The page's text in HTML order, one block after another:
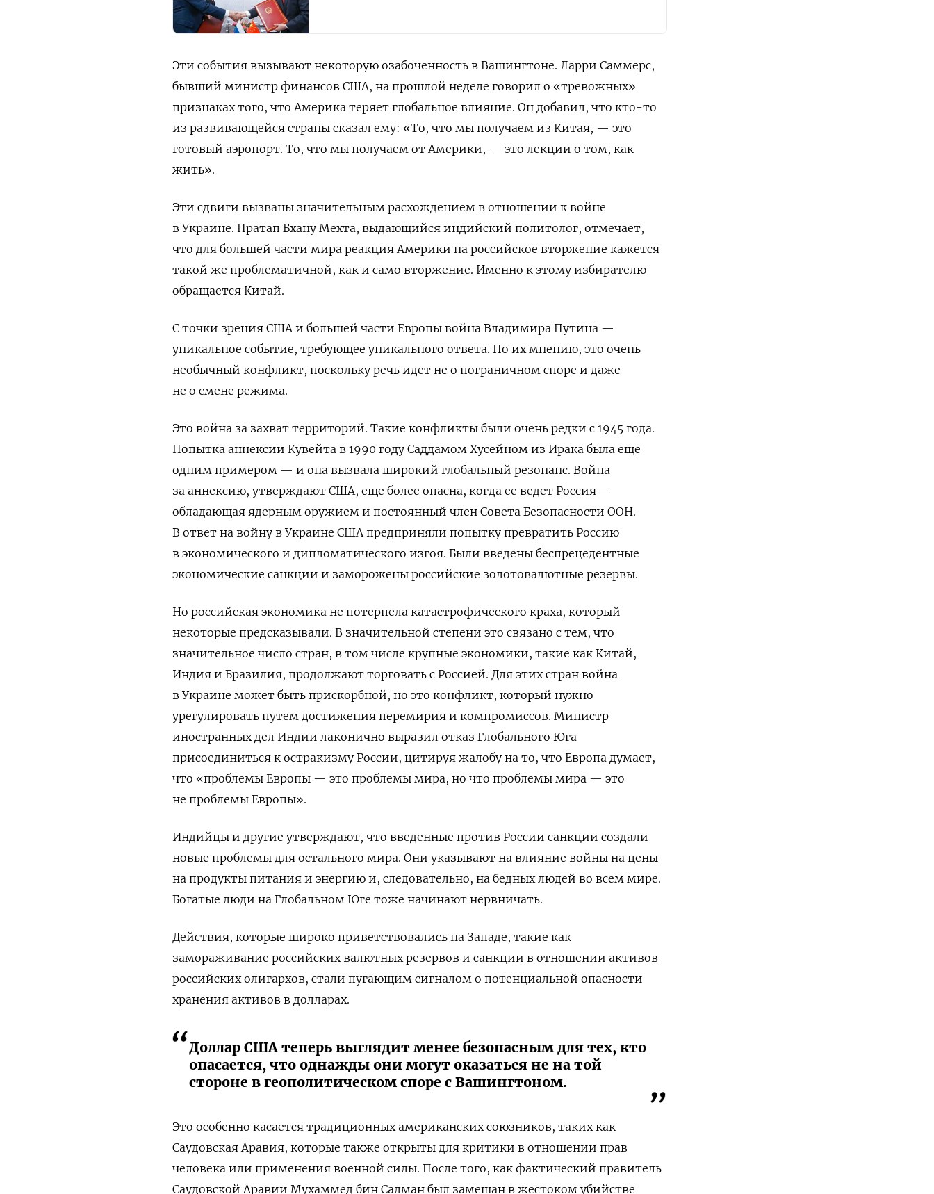
Эти события вызывают некоторую озабоченность в Вашингтоне. Ларри Саммерс,
бывший министр финансов США, на прошлой неделе говорил о «тревожных»
признаках того, что Америка теряет глобальное влияние. Он добавил, что кто-то
из развивающейся страны сказал ему: «То, что мы получаем из Китая, — это
готовый аэропорт. То, что мы получаем от Америки, — это лекции о том, как
жить».
Эти сдвиги вызваны значительным расхождением в отношении к войне
в Украине. Пратап Бхану Мехта, выдающийся индийский политолог, отмечает,
что для большей части мира реакция Америки на российское вторжение кажется
такой же проблематичной, как и само вторжение. Именно к этому избирателю
обращается Китай.
С точки зрения США и большей части Европы война Владимира Путина —
уникальное событие, требующее уникального ответа. По их мнению, это очень
необычный конфликт, поскольку речь идет не о пограничном споре и даже
не о смене режима.
Это война за захват территорий. Такие конфликты были очень редки с 1945 года.
Попытка аннексии Кувейта в 1990 году Саддамом Хусейном из Ирака была еще
одним примером — и она вызвала широкий глобальный резонанс. Война
за аннексию, утверждают США, еще более опасна, когда ее ведет Россия —
обладающая ядерным оружием и постоянный член Совета Безопасности ООН.
В ответ на войну в Украине США предприняли попытку превратить Россию
в экономического и дипломатического изгоя. Были введены беспрецедентные
экономические санкции и заморожены российские золотовалютные резервы.
Но российская экономика не потерпела катастрофического краха, который
некоторые предсказывали. В значительной степени это связано с тем, что
значительное число стран, в том числе крупные экономики, такие как Китай,
Индия и Бразилия, продолжают торговать с Россией. Для этих стран война
в Украине может быть прискорбной, но это конфликт, который нужно
урегулировать путем достижения перемирия и компромиссов. Министр
иностранных дел Индии лаконично выразил отказ Глобального Юга
присоединиться к остракизму России, цитируя жалобу на то, что Европа думает,
что «проблемы Европы — это проблемы мира, но что проблемы мира — это
не проблемы Европы».
Индийцы и другие утверждают, что введенные против России санкции создали
новые проблемы для остального мира. Они указывают на влияние войны на цены
на продукты питания и энергию и, следовательно, на бедных людей во всем мире.
Богатые люди на Глобальном Юге тоже начинают нервничать.
Действия, которые широко приветствовались на Западе, такие как
замораживание российских валютных резервов и санкции в отношении активов
российских олигархов, стали пугающим сигналом о потенциальной опасности
хранения активов в долларах.
Доллар США теперь выглядит менее безопасным для тех, кто
опасается, что однажды они могут оказаться не на той
стороне в геополитическом споре с Вашингтоном.
Это особенно касается традиционных американских союзников, таких как
Саудовская Аравия, которые также открыты для критики в отношении прав
человека или применения военной силы. После того, как фактический правитель
Саудовской Аравии Мухаммед бин Салман был замешан в жестоком убийстве